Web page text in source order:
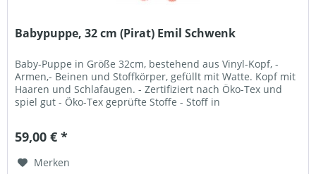
Babypuppe, 32 cm (Pirat) Emil Schwenk
Baby-Puppe in Größe 32cm, bestehend aus Vinyl-Kopf, -
Armen,- Beinen und Stoffkörper, gefüllt mit Watte. Kopf mit
Haaren und Schlafaugen. - Zertifiziert nach Öko-Tex und
spiel gut - Öko-Tex geprüfte Stoffe - Stoff in
59,00 € *
Merken